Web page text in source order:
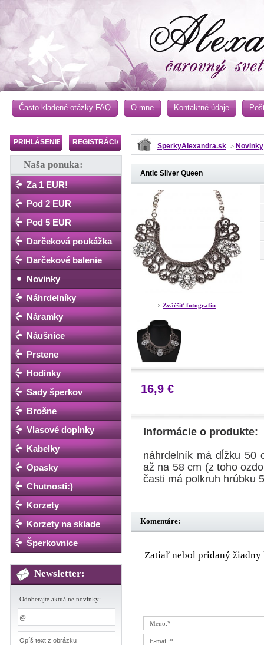
Často kladené otázky FAQ O mne Kontaktné údaje
PRIHLÁSENIE REGISTRÁCIA
Naša ponuka:
Za 1 EUR!
Pod 2 EUR
Pod 5 EUR
Darčeková poukážka
Darčekové balenie
Novinky
Náhrdelníky
Náramky
Náušnice
Prstene
Hodinky
Sady šperkov
Brošne
Vlasové doplnky
Kabelky
Opasky
Chutnosti:)
Korzety
Korzety na sklade
Šperkovnice
Newsletter:
Odoberajte aktuálne novinky:
SperkyAlexandra.sk -> Novinky
Antic Silver Queen
Zväčšiť fotografiu
16,9 €
Informácie o produkte:
náhrdelník má dĺžku 50
až na 58 cm (z toho
časti má polkruh hrúbku
Komentáre:
Zatiaľ nebol pridaný